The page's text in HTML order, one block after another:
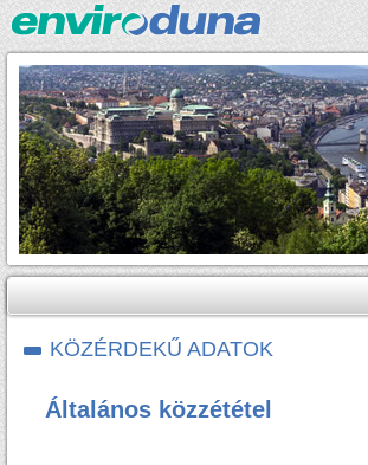
KÖZÉRDEKŰ ADATOK
Általános közzététel